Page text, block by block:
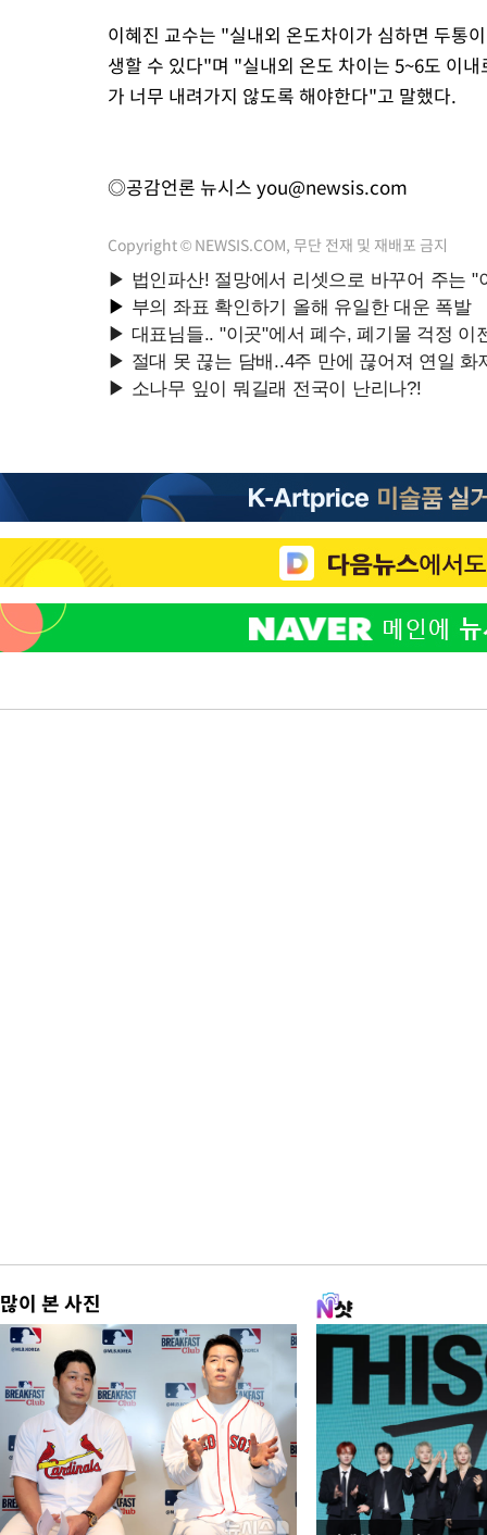
이혜진 교수는 "실내외 온도차이가 심하면 두통
생할 수 있다"며 "실내외 온도 차이는 5~6도 이
가 너무 내려가지 않도록 해야한다"고 말했다.
◎공감언론 뉴시스 you@newsis.com
Copyright © NEWSIS.COM, 무단 전재 및 재배포 금지
많이 본 사진